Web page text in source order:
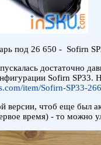
под 26 650 - Sofirn
достаточно
Sofirn
item/Sofirn-SP33-
версии, чтоб еще был
время) - то можно